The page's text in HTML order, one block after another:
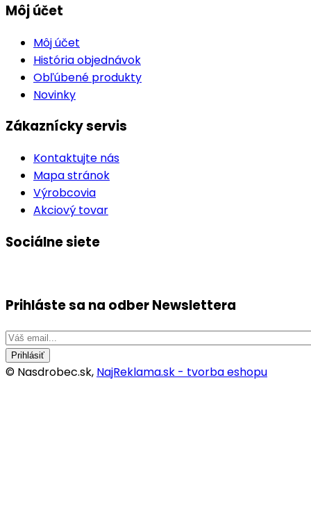
Môj účet
Môj účet
História objednávok
Obľúbené produkty
Novinky
Zákaznícky servis
Kontaktujte nás
Mapa stránok
Výrobcovia
Akciový tovar
Sociálne siete
Prihláste sa na odberNewslettera
Prihlásiť
© Nasdrobec.sk, NajReklama.sk - tvorba eshopu